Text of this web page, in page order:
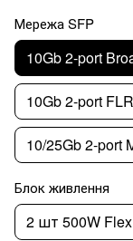
Мережа SFP
10Gb 2-port
10Gb 2-port
10/25Gb 2-port
Блок живлення
2 шт 500W